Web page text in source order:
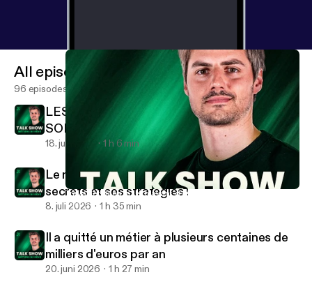
Travailler dans la tech avant d’entreprendre : succès garanti ?
Talk-Show Métiers de rêve
All episodes
96 episodes
LES VRAIS MÉTIERS QUE L'IA CRÉE NE
SONT PAS CEUX QUE VOUS CROYEZ !
18. juli 2026 1 h 6 min
Le n°2 mondial des échecs révèle tous ses
secrets et ses stratégies !
8. juli 2026 1 h 35 min
Il a quitté un métier à plusieurs centaines de
milliers d'euros par an
20. juni 2026 1 h 27 min